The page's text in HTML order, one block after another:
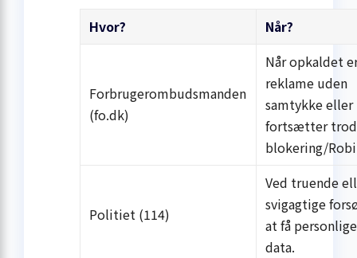
Hvor? Når?
Forbrugerombudsmanden
(fo.dk)
Når opkaldet
reklame uden
samtykke eller
fortsætter
blokering/
Politiet (114)
Ved truende
svigagtige
at få personlige
data.